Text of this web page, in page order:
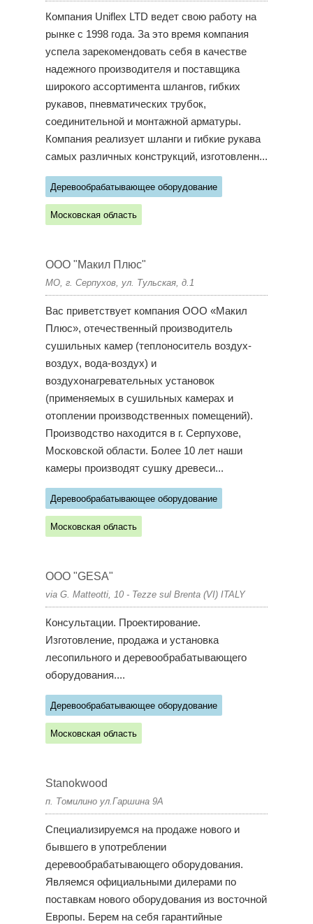
Компания Uniflex LTD ведет свою работу на
рынке с 1998 года. За это время компания
успела зарекомендовать себя в качестве
надежного производителя и поставщика
широкого ассортимента шлангов, гибких
рукавов, пневматических трубок,
соединительной и монтажной арматуры.
Компания реализует шланги и гибкие рукава
самых различных конструкций, изготовленн...
Деревообрабатывающее оборудование
Московская область
ООО "Макил Плюс"
МО, г. Серпухов, ул. Тульская, д.1
Вас приветствует компания ООО «Макил
Плюс», отечественный производитель
сушильных камер (теплоноситель воздух-
воздух, вода-воздух) и
воздухонагревательных установок
(применяемых в сушильных камерах и
отоплении производственных помещений).
Производство находится в г. Серпухове,
Московской области. Более 10 лет наши
камеры производят сушку древеси...
Деревообрабатывающее оборудование
Московская область
ООО "GESA"
via G. Matteotti, 10 - Tezze sul Brenta (VI) ITALY
Консультации. Проектирование.
Изготовление, продажа и установка
лесопильного и деревообрабатывающего
оборудования....
Деревообрабатывающее оборудование
Московская область
Stanokwood
п. Томилино ул.Гаршина 9А
Специализируемся на продаже нового и
бывшего в употреблении
деревообрабатывающего оборудования.
Являемся официальными дилерами по
поставкам нового оборудования из восточной
Европы. Берем на себя гарантийные